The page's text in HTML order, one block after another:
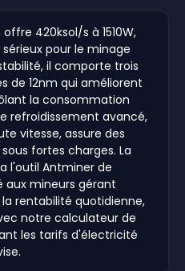
420ksol/s à 1510W,
pour le minage
il comporte trois
de 12nm qui améliorent
la consommation
refroidissement avancé,
vitesse, assure des
fortes charges. La
l'outil Antminer de
mineurs gérant
rentabilité quotidienne,
notre calculateur de
les tarifs d'électricité